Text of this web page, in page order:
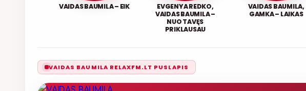
VAIDAS BAUMILA – EIK
EVGENYA REDKO,
VAIDAS BAUMILA –
NUO TAVĘS
PRIKLAUSAU
VAIDAS BAUMILA,
GAMKA – LAIKAS
VAIDAS BAUMILA RELAXFM.LT PUSLAPIS